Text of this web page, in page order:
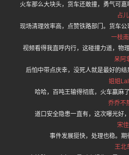
火车那么大块头，货车还敢撞，勇气可
占儿
现场清理效率高，点赞铁路部门。货车
一枝
视频看得我直呼内行，这碰撞力道，物
呆阿
后怕中带点庆幸，没死人就是最好的结
姐姐
哈哈，百吨王输得彻底，火车赢麻
乔乔不
道口安全隐患一直有，这次曝光好
宋佳
事件发展挺快，处理也稳。期
王北